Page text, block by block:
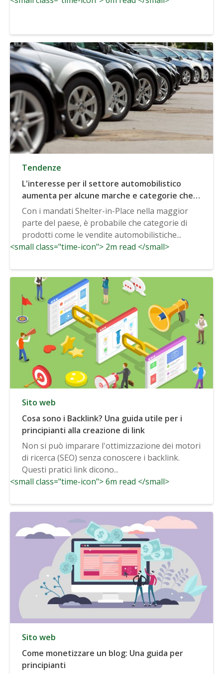
Tendenze
L'interesse per il settore automobilistico
aumenta per alcune marche e categorie che
indicano una domanda crescente
Con i mandati Shelter-in-Place nella maggior
parte del paese, è probabile che categorie di
prodotti come le vendite automobilistiche...
<small class="time-icon"> 2m read </small>
Sito web
Cosa sono i Backlink? Una guida utile per i
principianti alla creazione di link
Non si può imparare l'ottimizzazione dei motori
di ricerca (SEO) senza conoscere i backlink.
Questi pratici link dicono...
<small class="time-icon"> 6m read </small>
Sito web
Come monetizzare un blog: Una guida per
principianti